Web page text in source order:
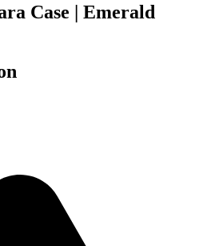
Case | Emerald